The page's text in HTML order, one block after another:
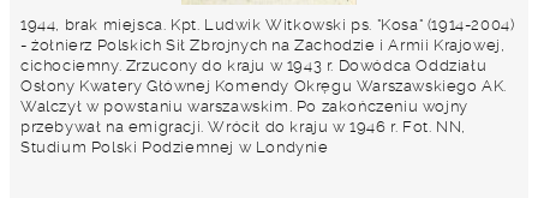
1944, brak miejsca. Kpt. Ludwik Witkowski ps. "Kosa" (1914-2004)
- żołnierz Polskich Sił Zbrojnych na Zachodzie i Armii Krajowej,
cichociemny. Zrzucony do kraju w 1943 r. Dowódca Oddziału
Osłony Kwatery Głównej Komendy Okręgu Warszawskiego AK.
Walczył w powstaniu warszawskim. Po zakończeniu wojny
przebywał na emigracji. Wrócił do kraju w 1946 r. Fot. NN,
Studium Polski Podziemnej w Londynie